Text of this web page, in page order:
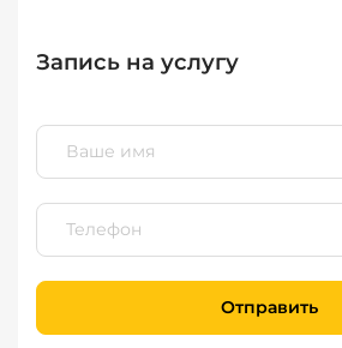
Запись на услугу
Отправить